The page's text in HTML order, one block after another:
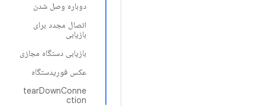
دوباره وصل شدن
اتصال مجدد برای
بازیابی
بازیابی دستگاه مجازی
عکس فوریدستگاه
tearDownConne
ction